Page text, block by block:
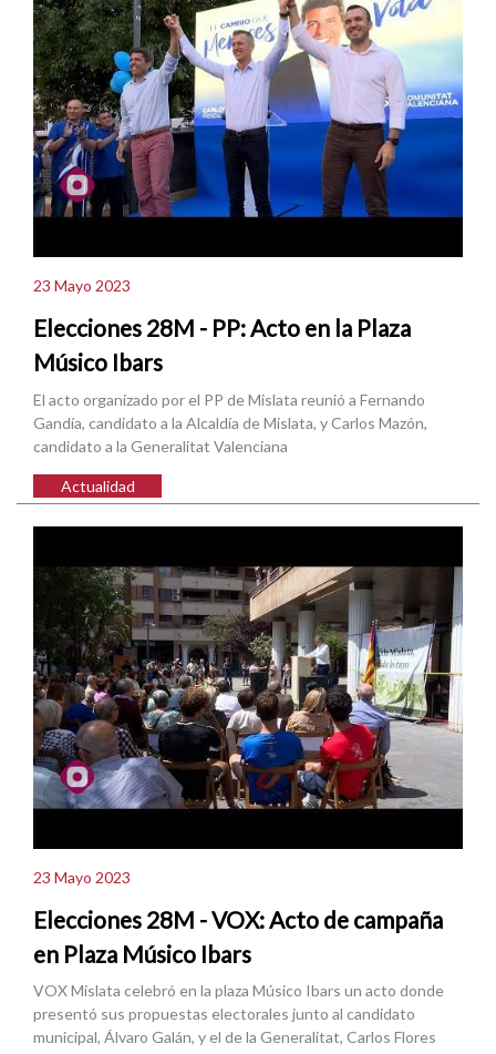
23 Mayo 2023
Elecciones 28M - PP: Acto en la Plaza
Músico Ibars
El acto organizado por el PP de Mislata reunió a Fernando
Gandía, candidato a la Alcaldía de Mislata, y Carlos Mazón,
candidato a la Generalitat Valenciana
Actualidad
23 Mayo 2023
Elecciones 28M - VOX: Acto de campaña
en Plaza Músico Ibars
VOX Mislata celebró en la plaza Músico Ibars un acto donde
presentó sus propuestas electorales junto al candidato
municipal, Álvaro Galán, y el de la Generalitat, Carlos Flores